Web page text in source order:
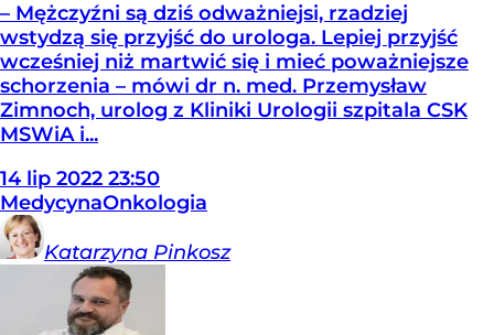
– Mężczyźni są dziś odważniejsi, rzadziej
wstydzą się przyjść do urologa. Lepiej przyjść
wcześniej niż martwić się i mieć poważniejsze
schorzenia – mówi dr n. med. Przemysław
Zimnoch, urolog z Kliniki Urologii szpitala CSK
MSWiA i...
14 lip 2022 23:50
MedycynaOnkologia
Katarzyna Pinkosz